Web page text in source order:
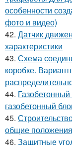
особенности
фото и видео)
42. Датчик
характеристики
43. Схема
коробке.
44.
газобетонный
45.
общие положения
46. Защитные